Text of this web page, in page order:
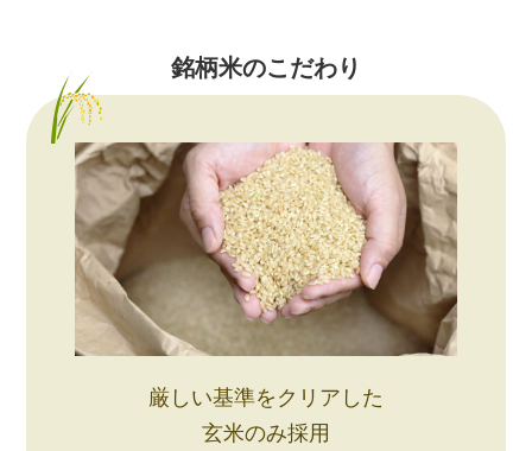
銘柄米のこだわり
厳しい基準をクリアした
玄米のみ採用